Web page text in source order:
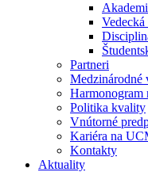
Partneri
Medzinárodné
Harmonogram
Politika kvality
Vnútorné
Kariéra na
Kontakty
Aktuality